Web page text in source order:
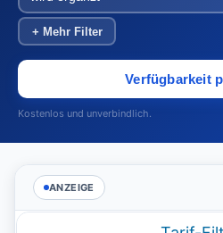
+ Mehr Filter
Verfügbarkeit
Kostenlos und unverbindlich.
ANZEIGE